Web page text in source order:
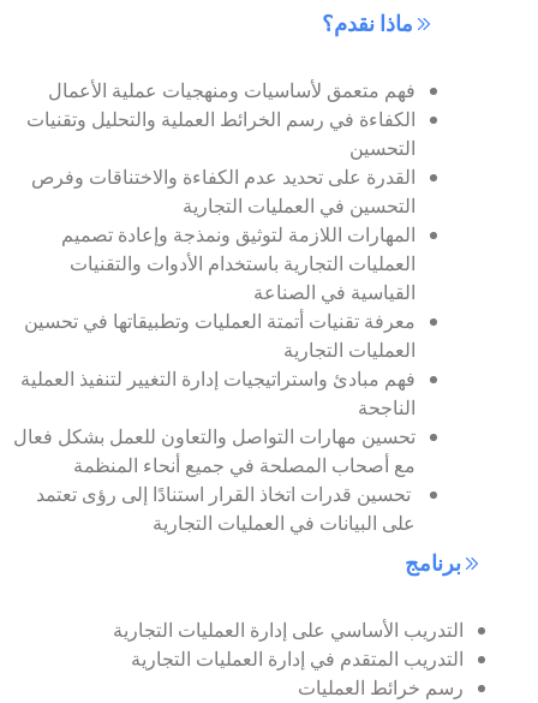
ماذا نقدم؟
فهم متعمق لأساسيات ومنهجيات عملية الأعمال
الكفاءة في رسم الخرائط العملية والتحليل وتقنيات
التحسين
القدرة على تحديد عدم الكفاءة والاختناقات وفرص
التحسين في العمليات التجارية
المهارات اللازمة لتوثيق ونمذجة وإعادة تصميم
العمليات التجارية باستخدام الأدوات والتقنيات
القياسية في الصناعة
معرفة تقنيات أتمتة العمليات وتطبيقاتها في تحسين
العمليات التجارية
فهم مبادئ واستراتيجيات إدارة التغيير لتنفيذ العملية
الناجحة
تحسين مهارات التواصل والتعاون للعمل بشكل فعال
مع أصحاب المصلحة في جميع أنحاء المنظمة
تحسين قدرات اتخاذ القرار استنادًا إلى رؤى تعتمد
على البيانات في العمليات التجارية
برنامج
التدريب الأساسي على إدارة العمليات التجارية
التدريب المتقدم في إدارة العمليات التجارية
رسم خرائط العمليات